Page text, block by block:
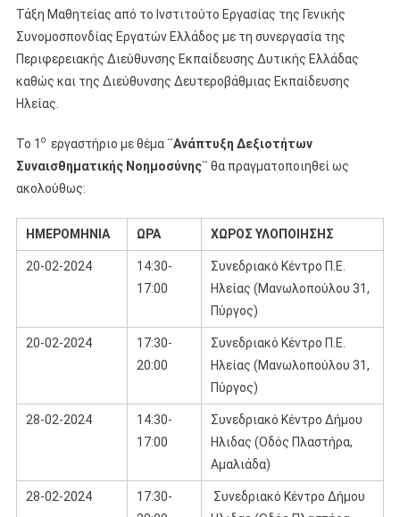
Τάξη Μαθητείας από το Ινστιτούτο Εργασίας της Γενικής
Συνομοσπονδίας Εργατών Ελλάδος με τη συνεργασία της
Περιφερειακής Διεύθυνσης Εκπαίδευσης Δυτικής Ελλάδας
καθώς και της Διεύθυνσης Δευτεροβάθμιας Εκπαίδευσης
Ηλείας.
Το 1 οεργαστήριο με θέμα ¨Ανάπτυξη Δεξιοτήτων
Συναισθηματικής Νοημοσύνης¨ θα πραγματοποιηθεί ως
ακολούθως:
ΗΜΕΡΟΜΗΝΙΑ ΩΡΑ ΧΩΡΟΣ ΥΛΟΠΟΙΗΣΗΣ
20-02-2024
14:30-
17:00
Συνεδριακό Κέντρο Π.Ε.
Ηλείας (Μανωλοπούλου 31,
Πύργος)
20-02-2024
17:30-
20:00
Συνεδριακό Κέντρο Π.Ε.
Ηλείας (Μανωλοπούλου 31,
Πύργος)
28-02-2024
14:30-
17:00
Συνεδριακό Κέντρο Δήμου
Ηλιδας (Οδός Πλαστήρα,
Αμαλιάδα)
28-02-2024
17:30-
Συνεδριακό Κέντρο Δήμου